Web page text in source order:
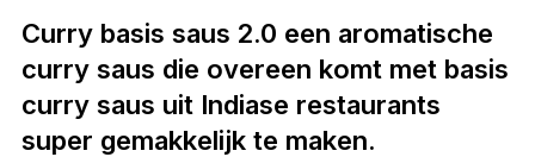
Curry basis saus 2.0 een aromatische
curry saus die overeen komt met basis
curry saus uit Indiase restaurants
super gemakkelijk te maken.